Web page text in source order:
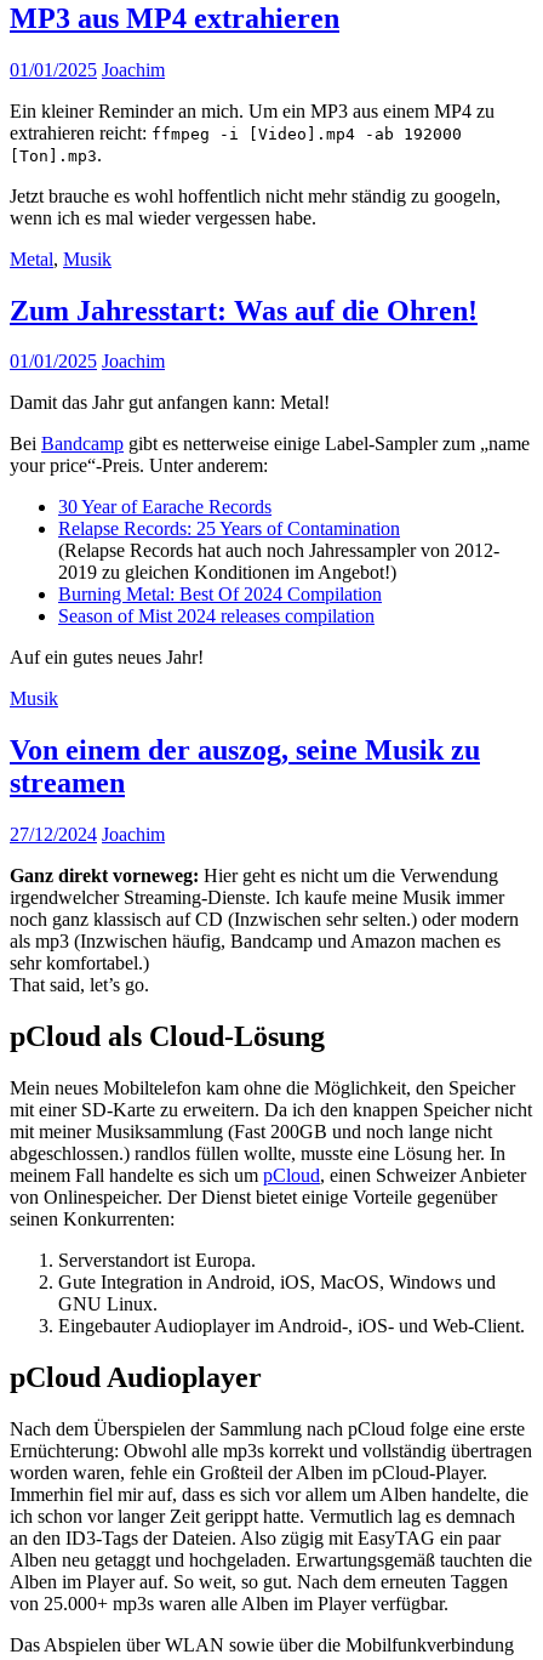
MP3 aus MP4 extrahieren
01/01/2025 Joachim
Ein kleiner Reminder an mich. Um ein MP3 aus einem MP4 zu
extrahieren reicht: ffmpeg -i [Video].mp4 -ab 192000
[Ton].mp3.
Jetzt brauche es wohl hoffentlich nicht mehr ständig zu googeln,
wenn ich es mal wieder vergessen habe.
Metal, Musik
Zum Jahresstart: Was auf die Ohren!
01/01/2025 Joachim
Damit das Jahr gut anfangen kann: Metal!
Bei Bandcamp gibt es netterweise einige Label-Sampler zum „name
your price“-Preis. Unter anderem:
30 Year of Earache Records
Relapse Records: 25 Years of Contamination
(Relapse Records hat auch noch Jahressampler von 2012-
2019 zu gleichen Konditionen im Angebot!)
Burning Metal: Best Of 2024 Compilation
Season of Mist 2024 releases compilation
Auf ein gutes neues Jahr!
Musik
Von einem der auszog, seine Musik zu
streamen
27/12/2024 Joachim
Ganz direkt vorneweg: Hier geht es nicht um die Verwendung
irgendwelcher Streaming-Dienste. Ich kaufe meine Musik immer
noch ganz klassisch auf CD (Inzwischen sehr selten.) oder modern
als mp3 (Inzwischen häufig, Bandcamp und Amazon machen es
sehr komfortabel.)
That said, let’s go.
pCloud als Cloud-Lösung
Mein neues Mobiltelefon kam ohne die Möglichkeit, den Speicher
mit einer SD-Karte zu erweitern. Da ich den knappen Speicher nicht
mit meiner Musiksammlung (Fast 200GB und noch lange nicht
abgeschlossen.) randlos füllen wollte, musste eine Lösung her. In
meinem Fall handelte es sich um pCloud, einen Schweizer Anbieter
von Onlinespeicher. Der Dienst bietet einige Vorteile gegenüber
seinen Konkurrenten:
Serverstandort ist Europa.
Gute Integration in Android, iOS, MacOS, Windows und
GNU Linux.
Eingebauter Audioplayer im Android-, iOS- und Web-Client.
pCloud Audioplayer
Nach dem Überspielen der Sammlung nach pCloud folge eine erste
Ernüchterung: Obwohl alle mp3s korrekt und vollständig übertragen
worden waren, fehle ein Großteil der Alben im pCloud-Player.
Immerhin fiel mir auf, dass es sich vor allem um Alben handelte, die
ich schon vor langer Zeit gerippt hatte. Vermutlich lag es demnach
an den ID3-Tags der Dateien. Also zügig mit EasyTAG ein paar
Alben neu getaggt und hochgeladen. Erwartungsgemäß tauchten die
Alben im Player auf. So weit, so gut. Nach dem erneuten Taggen
von 25.000+ mp3s waren alle Alben im Player verfügbar.
Das Abspielen über WLAN sowie über die Mobilfunkverbindung